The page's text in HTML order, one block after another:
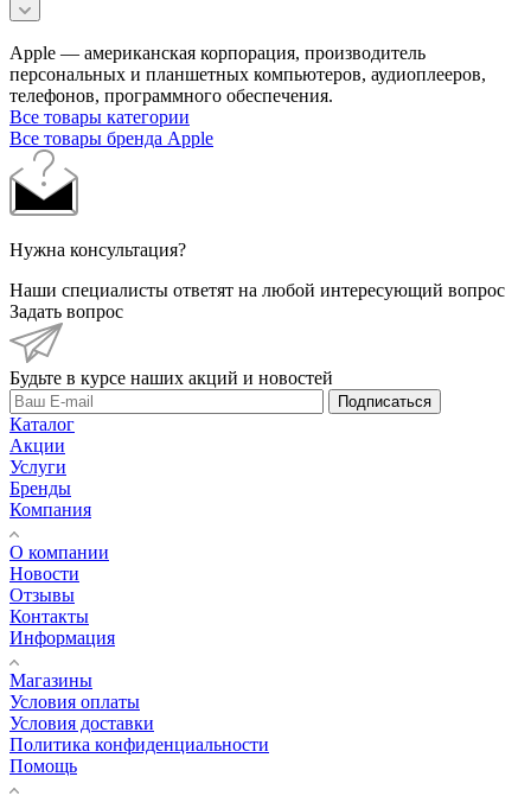
Apple — американская корпорация, производитель
персональных и планшетных компьютеров, аудиоплееров,
телефонов, программного обеспечения.
Все товары категории
Все товары бренда Apple
Нужна консультация?
Наши специалисты ответят на любой интересующий вопрос
Задать вопрос
Будьте в курсе наших акций и новостей
Подписаться
Каталог
Акции
Услуги
Бренды
Компания
О компании
Новости
Отзывы
Контакты
Информация
Магазины
Условия оплаты
Условия доставки
Политика конфиденциальности
Помощь